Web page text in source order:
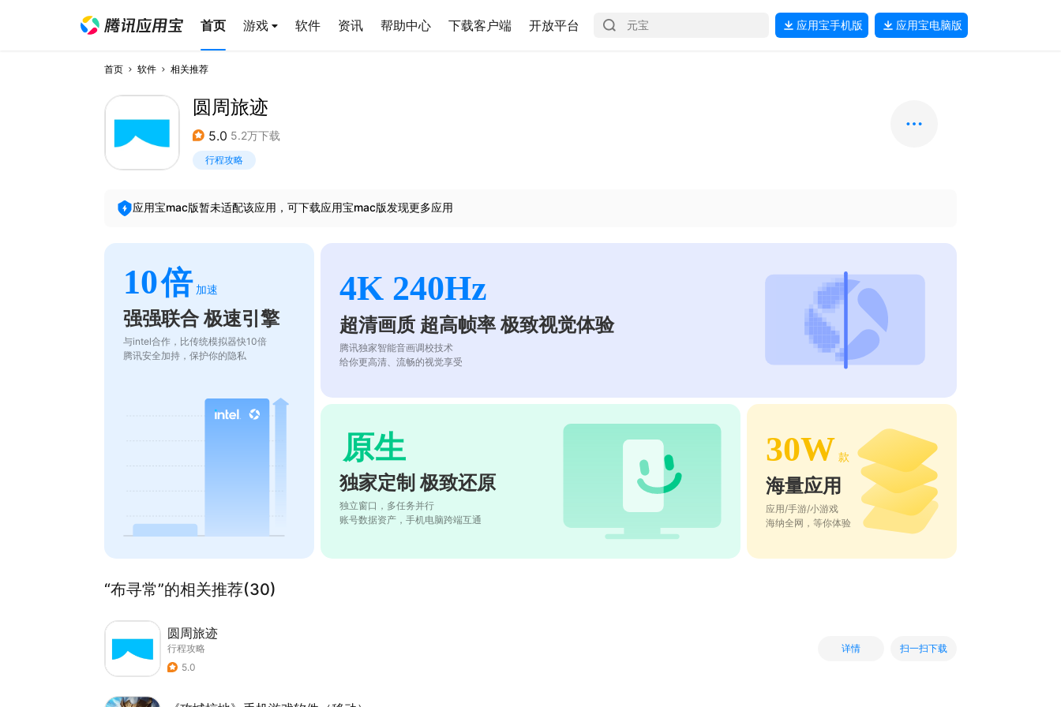
首页 游戏 软件 资讯 帮助中心 下载客户端 开放平台 应用宝手机版 应用宝电脑版
首页 软件 相关推荐
圆周旅迹
5.0 5.2万下载
行程攻略
应用宝mac版暂未适配该应用，可下载应用宝mac版发现更多应用
10倍 加速
强强联合 极速引擎
与intel合作，比传统模拟器快10倍
腾讯安全加持，保护你的隐私
4K 240Hz
超清画质 超高帧率 极致视觉体验
腾讯独家智能音画调校技术
给你更高清、流畅的视觉享受
原生
独家定制 极致还原
独立窗口，多任务并行
账号数据资产，手机电脑跨端互通
30W 款
海量应用
应用/手游/小游戏
海纳全网，等你体验
“布寻常”的相关推荐(30)
圆周旅迹
行程攻略
5.0
详情 扫一扫下载